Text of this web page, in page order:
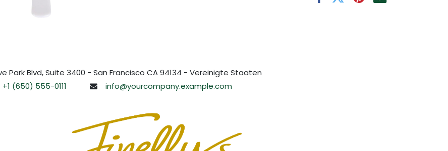
Park Blvd, Suite 3400 - San Francisco CA 94134 - Vereinigte Staaten
+1 (650) 555-0111
info@yourcompany.example.com